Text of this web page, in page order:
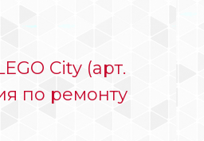
City (арт.
по ремонту